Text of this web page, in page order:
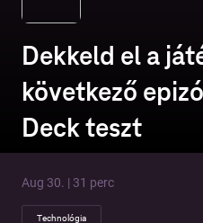
Dekkeld el a
következő
Deck teszt
Aug 30. | 31 perc
Technológia